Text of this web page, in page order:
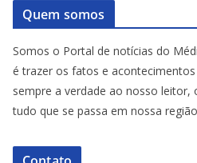
Quem somos
Somos o Portal de notícias do
é trazer os fatos e
sempre a verdade ao nosso
tudo que se passa em nossa